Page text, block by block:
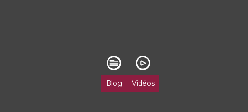
Blog Vidéos